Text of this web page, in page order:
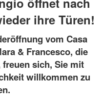
ihre Türen!
vom Casa
& Francesco, die
sich, Sie mit
willkommen zu